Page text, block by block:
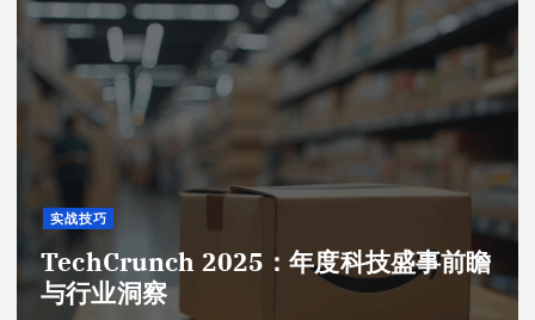
实战技巧
TechCrunch 2025：年度科技盛事前瞻
与行业洞察